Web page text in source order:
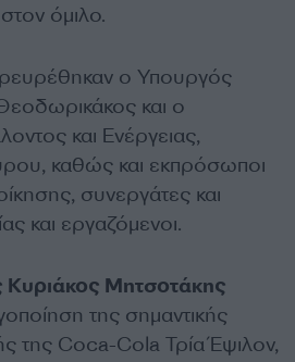
όμιλο.
ο Υπουργός
και ο
και Ενέργειας,
καθώς και εκπρόσωποι
συνεργάτες και
και εργαζόμενοι.
Μητσοτάκης
της σημαντικής
της Coca-Cola Τρία Έψιλον,